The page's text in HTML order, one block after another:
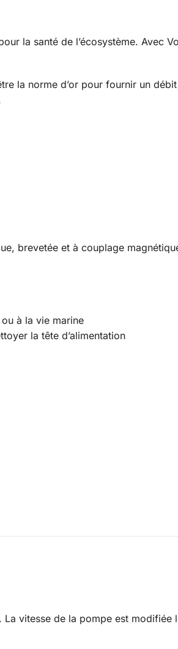
la santé de l’écosystème. Avec
la norme d’or pour fournir un
brevetée et à couplage
à la vie marine
la tête d’alimentation
vitesse de la pompe est